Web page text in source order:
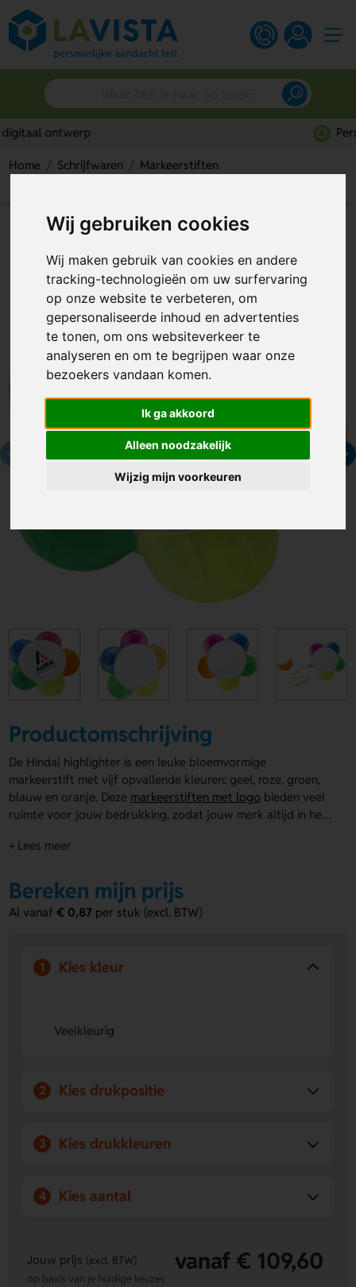
Wij gebruiken cookies
Wij maken gebruik van cookies en andere
tracking-technologieën om uw surfervaring
op onze website te verbeteren, om
gepersonaliseerde inhoud en advertenties
te tonen, om ons websiteverkeer te
analyseren en om te begrijpen waar onze
bezoekers vandaan komen.
Ik ga akkoord
Alleen noodzakelijk
Wijzig mijn voorkeuren
Home Schrijfwaren
Markeerstiften
Hindal Highligther Meerkleurig
Artikelnummer: 257139
Productomschrijving
De Hindal highlighter is een leuke bloemvormige
markeerstift met vijf opvallende kleuren: geel, roze, groen,
blauw en oranje. Deze markeerstiften met logo bieden veel
ruimte voor jouw bedrukking, zodat jouw merk altijd in het
evenementen. De vrolijke uitstraling maakt deze highlighter
+ Lees meer
Bereken mijn prijs
Al vanaf€ 0,87 per stuk (excl. BTW)
1 Kies kleur
Veelkleurig
2 Kies drukpositie
3 Kies drukkleuren
4 Kies aantal
Jouw prijs (excl. BTW) vanaf € 109,60
op basis van je huidige keuzes